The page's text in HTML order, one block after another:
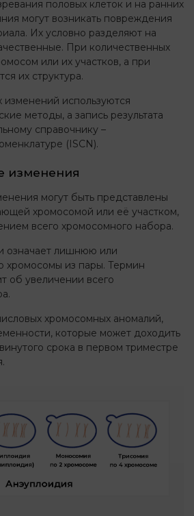
половых клеток и на ранних
могут возникать повреждения
Их условно разделяют на
При количественных
или их участков, а при
их структура.
изменений используются
методы, а запись результата
справочнику –
(ISCN).
изменения
могут быть представлены
хромосомой или её участком,
всего хромосомного набора.
означает лишнюю или
из пары. Термин
об увеличении всего
хромосомных аномалий,
которые может доходить
срока в первом триместре